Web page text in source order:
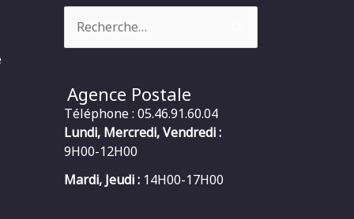
Agence Postale
Téléphone : 05.46.91.60.04
Lundi, Mercredi, Vendredi :
9H00-12H00
Mardi, Jeudi : 14H00-17H00